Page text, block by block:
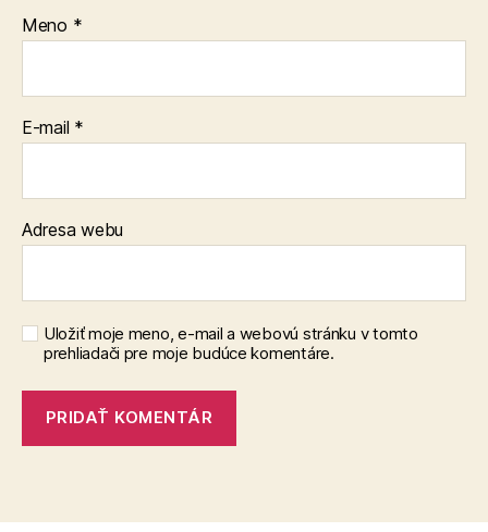
Meno *
E-mail *
Adresa webu
Uložiť moje meno, e-mail a webovú stránku v tomto
prehliadači pre moje budúce komentáre.